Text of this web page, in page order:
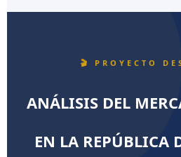
🎬 PROYECTO
ANÁLISIS DEL
EN LA